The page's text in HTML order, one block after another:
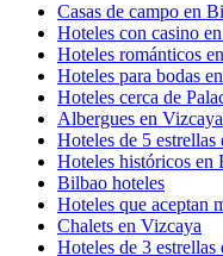
Casas de campo en
Hoteles con casino
Hoteles románticos
Hoteles para bodas
Hoteles cerca de
Albergues en Vizcaya
Hoteles de 5
Hoteles históricos en
Bilbao hoteles
Hoteles que aceptan
Chalets en Vizcaya
Hoteles de 3 estrellas